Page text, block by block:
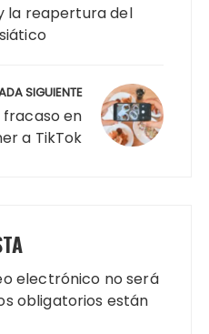
la reapertura del
SIGUIENTE
fracaso en
a TikTok
electrónico no será
obligatorios están